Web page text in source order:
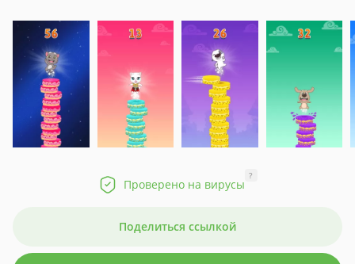
Проверено на вирусы
?
Поделиться ссылкой